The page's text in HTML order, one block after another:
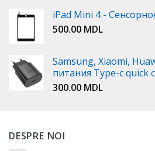
iPad Mini 4 -
500.00 MDL
Samsung, Xiaomi,
питания Type-c quick
300.00 MDL
DESPRE NOI